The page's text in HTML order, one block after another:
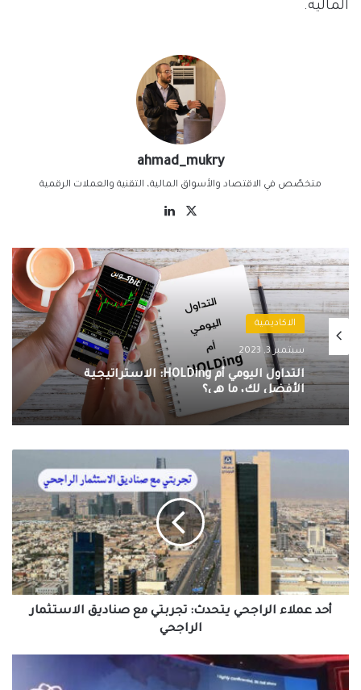
المالية.
ahmad_mukry
متخصّص في الاقتصاد والأسواق المالية، التقنية والعملات الرقمية
‫X
الاكاديمية
سبتمبر 3, 2023
التداول اليومي أم HOLDing: الاستراتيجية
الأفضل لك، ما هي؟
يتحدث:
تجربتي
مع
صناديق
الاستثمار
الراجحي
أحد عملاء الراجحي يتحدث: تجربتي مع صناديق الاستثمار
الراجحي
حصول
شركة